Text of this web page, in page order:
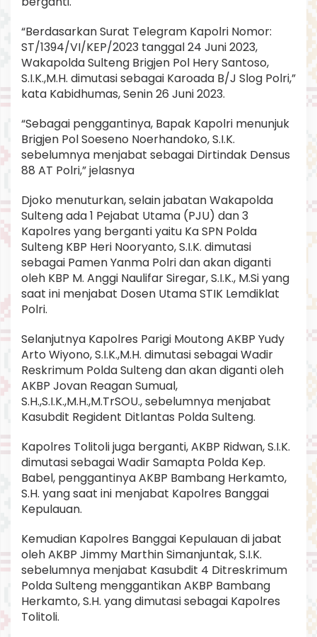
“Berdasarkan Surat Telegram Kapolri Nomor:
ST/1394/VI/KEP/2023 tanggal 24 Juni 2023,
Wakapolda Sulteng Brigjen Pol Hery Santoso,
S.I.K.,M.H. dimutasi sebagai Karoada B/J Slog Polri,”
kata Kabidhumas, Senin 26 Juni 2023.
“Sebagai penggantinya, Bapak Kapolri menunjuk
Brigjen Pol Soeseno Noerhandoko, S.I.K.
sebelumnya menjabat sebagai Dirtindak Densus
88 AT Polri,” jelasnya
Djoko menuturkan, selain jabatan Wakapolda
Sulteng ada 1 Pejabat Utama (PJU) dan 3
Kapolres yang berganti yaitu Ka SPN Polda
Sulteng KBP Heri Nooryanto, S.I.K. dimutasi
sebagai Pamen Yanma Polri dan akan diganti
oleh KBP M. Anggi Naulifar Siregar, S.I.K., M.Si yang
saat ini menjabat Dosen Utama STIK Lemdiklat
Polri.
Selanjutnya Kapolres Parigi Moutong AKBP Yudy
Arto Wiyono, S.I.K.,M.H. dimutasi sebagai Wadir
Reskrimum Polda Sulteng dan akan diganti oleh
AKBP Jovan Reagan Sumual,
S.H.,S.I.K.,M.H.,M.TrSOU., sebelumnya menjabat
Kasubdit Regident Ditlantas Polda Sulteng.
Kapolres Tolitoli juga berganti, AKBP Ridwan, S.I.K.
dimutasi sebagai Wadir Samapta Polda Kep.
Babel, penggantinya AKBP Bambang Herkamto,
S.H. yang saat ini menjabat Kapolres Banggai
Kepulauan.
Kemudian Kapolres Banggai Kepulauan di jabat
oleh AKBP Jimmy Marthin Simanjuntak, S.I.K.
sebelumnya menjabat Kasubdit 4 Ditreskrimum
Polda Sulteng menggantikan AKBP Bambang
Herkamto, S.H. yang dimutasi sebagai Kapolres
Tolitoli.